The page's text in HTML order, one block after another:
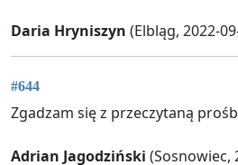
Daria Hryniszyn (Elbląg, 2022-
#644
Zgadzam się z przeczytaną
Adrian Jagodziński (Sosnowiec,